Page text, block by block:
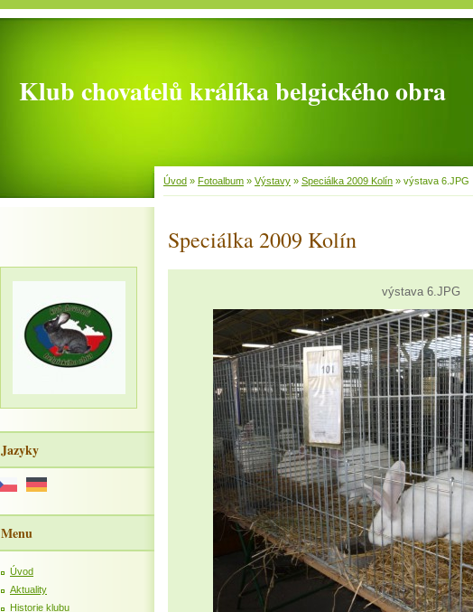
Klub chovatelů králíka belgického obra
Úvod » Fotoalbum » Výstavy » Speciálka 2009 Kolín » výstava 6.JPG
Speciálka 2009 Kolín
výstava 6.JPG
Jazyky
Menu
Úvod
Aktuality
Historie klubu